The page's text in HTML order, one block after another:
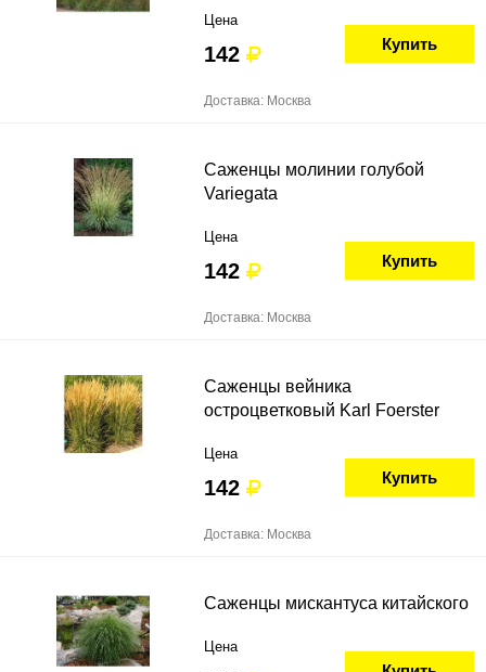
Цена
142 Купить
Доставка: Москва
Саженцы молинии голубой
Variegata
Цена
142 Купить
Доставка: Москва
Саженцы вейника
остроцветковый Karl Foerster
Цена
142 Купить
Доставка: Москва
Саженцы мискантуса китайского
Цена